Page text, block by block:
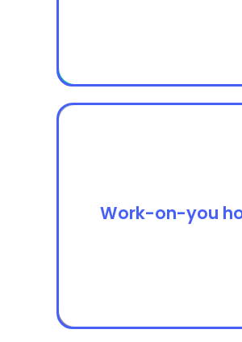
Work-on-you
usar para tu propio